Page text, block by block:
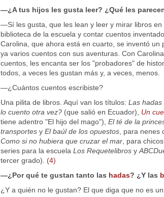
—¿A tus hijos les gusta leer? ¿Qué les
—Sí les gusta, que les lean y leer y mirar libros
biblioteca de la escuela y contar cuentos
Carolina, que ahora está en cuarto, se inventó un
ya varios cuentos con sus aventuras. Con
cuentos, les encanta ser los "probadores" de
todos, a veces les gustan más y, a veces, menos.
—¿Cuántos cuentos escribiste?
Una pilita de libros. Aquí van los títulos: Las hadas
lo cuento otra vez?(que salió en Ecuador), Un
tiene adentro "El hijo del mago"), El té de la
transportesy El baúl de los opuestos, para nenes
Como si no hubiera que cruzar el mar, para
series para la escuela Los Requetelibrosy
tercer grado). (4)
—¿Por qué te gustan tanto las hadas? ¿Y las
¿Y a quién no le gustan? El que diga que no es un